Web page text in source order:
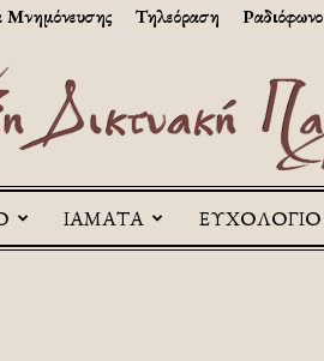
Μνημόνευσης Τηλεόραση Ραδιόφωνο
Askitikon
ΙΑΜΑΤΑ ΕΥΧΟΛΟΓΙΟ